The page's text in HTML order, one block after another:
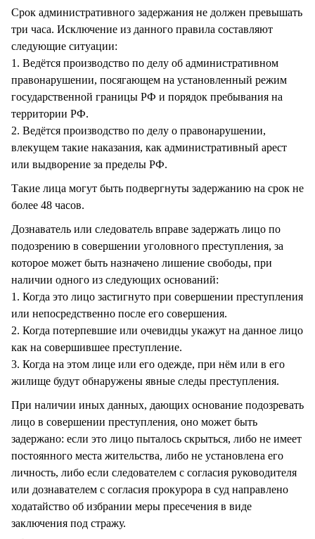
Срок административного задержания не должен превышать
три часа. Исключение из данного правила составляют
следующие ситуации:
1. Ведётся производство по делу об административном
правонарушении, посягающем на установленный режим
государственной границы РФ и порядок пребывания на
территории РФ.
2. Ведётся производство по делу о правонарушении,
влекущем такие наказания, как административный арест
или выдворение за пределы РФ.
Такие лица могут быть подвергнуты задержанию на срок не
более 48 часов.
Дознаватель или следователь вправе задержать лицо по
подозрению в совершении уголовного преступления, за
которое может быть назначено лишение свободы, при
наличии одного из следующих оснований:
1. Когда это лицо застигнуто при совершении преступления
или непосредственно после его совершения.
2. Когда потерпевшие или очевидцы укажут на данное лицо
как на совершившее преступление.
3. Когда на этом лице или его одежде, при нём или в его
жилище будут обнаружены явные следы преступления.
При наличии иных данных, дающих основание подозревать
лицо в совершении преступления, оно может быть
задержано: если это лицо пыталось скрыться, либо не имеет
постоянного места жительства, либо не установлена его
личность, либо если следователем с согласия руководителя
или дознавателем с согласия прокурора в суд направлено
ходатайство об избрании меры пресечения в виде
заключения под стражу.